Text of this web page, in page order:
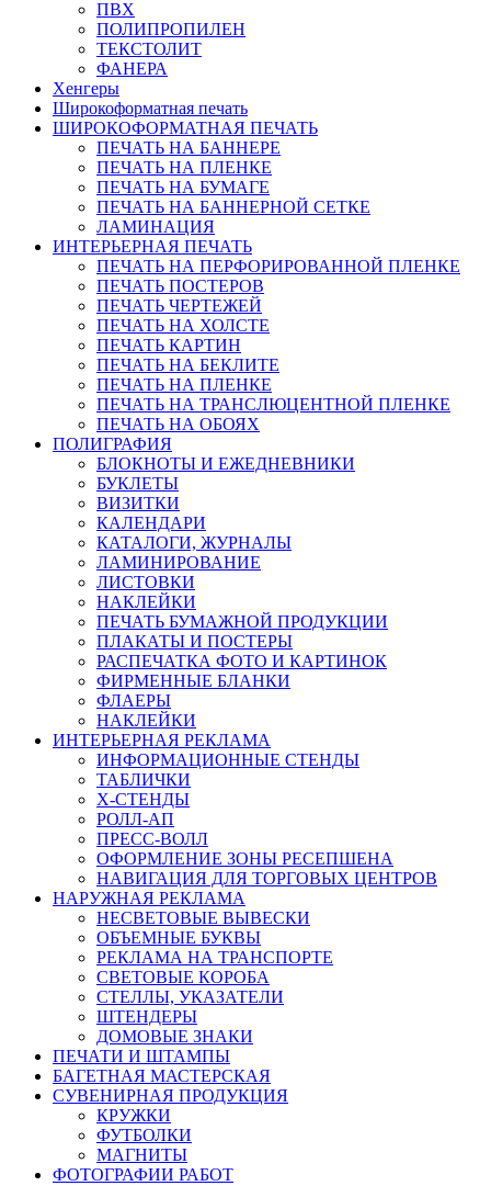
ПВХ
ПОЛИПРОПИЛЕН
ТЕКСТОЛИТ
ФАНЕРА
Хенгеры
Широкоформатная печать
ШИРОКОФОРМАТНАЯ ПЕЧАТЬ
ПЕЧАТЬ НА БАННЕРЕ
ПЕЧАТЬ НА ПЛЕНКЕ
ПЕЧАТЬ НА БУМАГЕ
ПЕЧАТЬ НА БАННЕРНОЙ СЕТКЕ
ЛАМИНАЦИЯ
ИНТЕРЬЕРНАЯ ПЕЧАТЬ
ПЕЧАТЬ НА ПЕРФОРИРОВАННОЙ ПЛЕНКЕ
ПЕЧАТЬ ПОСТЕРОВ
ПЕЧАТЬ ЧЕРТЕЖЕЙ
ПЕЧАТЬ НА ХОЛСТЕ
ПЕЧАТЬ КАРТИН
ПЕЧАТЬ НА БЕКЛИТЕ
ПЕЧАТЬ НА ПЛЕНКЕ
ПЕЧАТЬ НА ТРАНСЛЮЦЕНТНОЙ ПЛЕНКЕ
ПЕЧАТЬ НА ОБОЯХ
ПОЛИГРАФИЯ
БЛОКНОТЫ И ЕЖЕДНЕВНИКИ
БУКЛЕТЫ
ВИЗИТКИ
КАЛЕНДАРИ
КАТАЛОГИ, ЖУРНАЛЫ
ЛАМИНИРОВАНИЕ
ЛИСТОВКИ
НАКЛЕЙКИ
ПЕЧАТЬ БУМАЖНОЙ ПРОДУКЦИИ
ПЛАКАТЫ И ПОСТЕРЫ
РАСПЕЧАТКА ФОТО И КАРТИНОК
ФИРМЕННЫЕ БЛАНКИ
ФЛАЕРЫ
НАКЛЕЙКИ
ИНТЕРЬЕРНАЯ РЕКЛАМА
ИНФОРМАЦИОННЫЕ СТЕНДЫ
ТАБЛИЧКИ
X-СТЕНДЫ
РОЛЛ-АП
ПРЕСС-ВОЛЛ
ОФОРМЛЕНИЕ ЗОНЫ РЕСЕПШЕНА
НАВИГАЦИЯ ДЛЯ ТОРГОВЫХ ЦЕНТРОВ
НАРУЖНАЯ РЕКЛАМА
НЕСВЕТОВЫЕ ВЫВЕСКИ
ОБЪЕМНЫЕ БУКВЫ
РЕКЛАМА НА ТРАНСПОРТЕ
СВЕТОВЫЕ КОРОБА
СТЕЛЛЫ, УКАЗАТЕЛИ
ШТЕНДЕРЫ
ДОМОВЫЕ ЗНАКИ
ПЕЧАТИ И ШТАМПЫ
БАГЕТНАЯ МАСТЕРСКАЯ
СУВЕНИРНАЯ ПРОДУКЦИЯ
КРУЖКИ
ФУТБОЛКИ
МАГНИТЫ
ФОТОГРАФИИ РАБОТ